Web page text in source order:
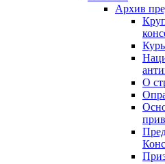
Архив
О